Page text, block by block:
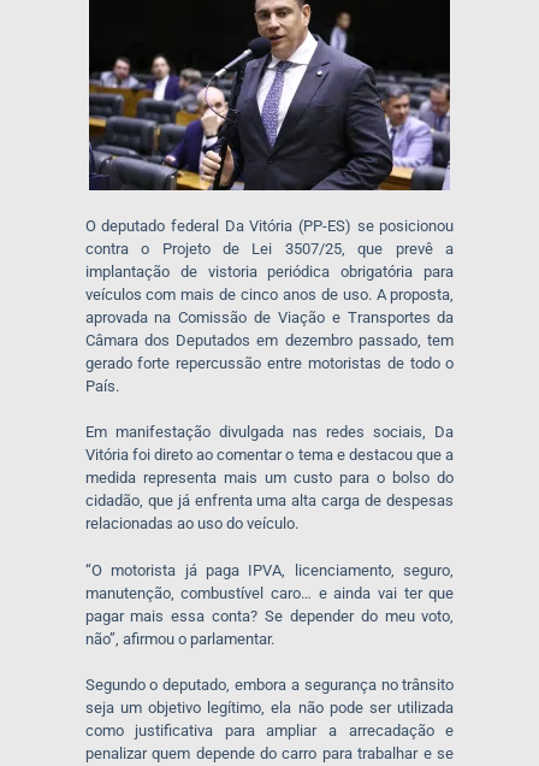
O deputado federal Da Vitória (PP-ES) se posicionou
contra o Projeto de Lei 3507/25, que prevê a
implantação de vistoria periódica obrigatória para
veículos com mais de cinco anos de uso. A proposta,
aprovada na Comissão de Viação e Transportes da
Câmara dos Deputados em dezembro passado, tem
gerado forte repercussão entre motoristas de todo o
País.
Em manifestação divulgada nas redes sociais, Da
Vitória foi direto ao comentar o tema e destacou que a
medida representa mais um custo para o bolso do
cidadão, que já enfrenta uma alta carga de despesas
relacionadas ao uso do veículo.
“O motorista já paga IPVA, licenciamento, seguro,
manutenção, combustível caro… e ainda vai ter que
pagar mais essa conta? Se depender do meu voto,
não”, afirmou o parlamentar.
Segundo o deputado, embora a segurança no trânsito
seja um objetivo legítimo, ela não pode ser utilizada
como justificativa para ampliar a arrecadação e
penalizar quem depende do carro para trabalhar e se